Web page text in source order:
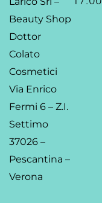
Beauty Shop
Dottor
Colato
Cosmetici
Via Enrico
Fermi 6 – Z.I.
Settimo
37026 –
Pescantina –
Verona